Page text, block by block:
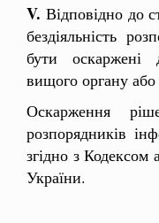
V. Відповідно до
бездіяльність
бути оскаржені
вищого органу або
Оскарження
розпорядників
згідно з Кодексом
України.